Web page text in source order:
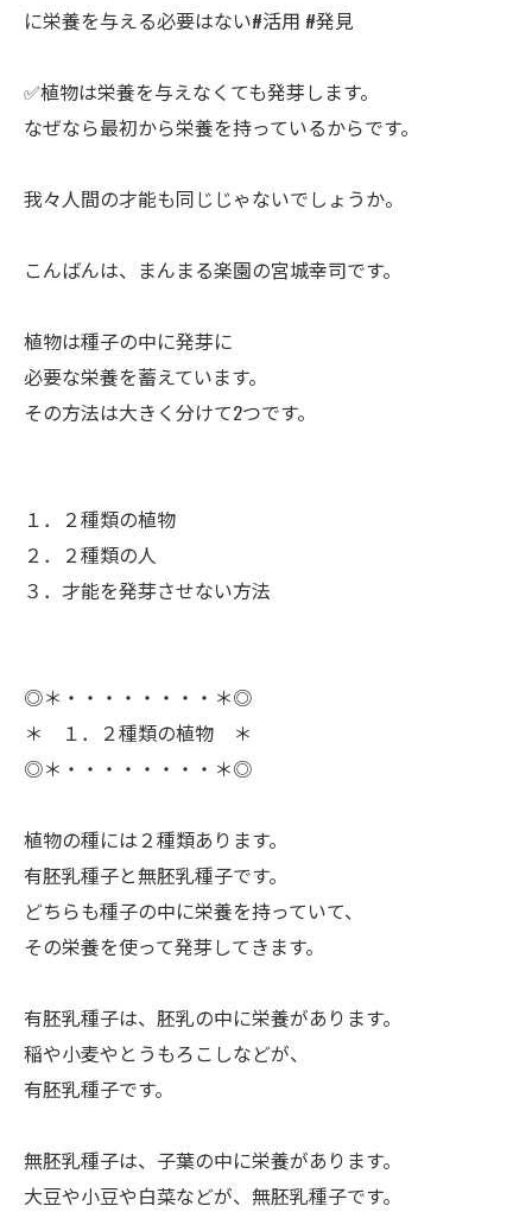
に栄養を与える必要はないㅤ#活用 #発見
✅植物は栄養を与えなくても発芽します。
なぜなら最初から栄養を持っているからです。
ㅤ我々人間の才能も同じじゃないでしょうか。
ㅤこんばんは、まんまる楽園の宮城幸司です。
ㅤ植物は種子の中に発芽に
必要な栄養を蓄えています。
その方法は大きく分けて2つです。
１．２種類の植物
２．２種類の人
３．才能を発芽させない方法
◎＊・・・・・・・・＊◎
＊ １．２種類の植物 ＊
◎＊・・・・・・・・＊◎
ㅤ植物の種には２種類あります。
有胚乳種子と無胚乳種子です。
どちらも種子の中に栄養を持っていて、
その栄養を使って発芽してきます。
ㅤ有胚乳種子は、胚乳の中に栄養があります。
稲や小麦やとうもろこしなどが、
有胚乳種子です。
ㅤ無胚乳種子は、子葉の中に栄養があります。
大豆や小豆や白菜などが、無胚乳種子です。